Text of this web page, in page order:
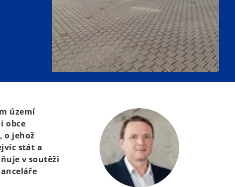
území
obce
o jehož
stát a
v soutěži